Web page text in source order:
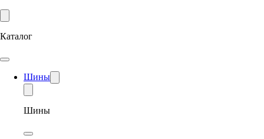
Каталог
Шины
Шины